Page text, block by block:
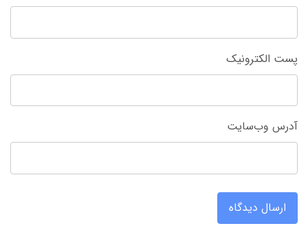
پست الکترونیک
آدرس وب‌سایت
ارسال دیدگاه